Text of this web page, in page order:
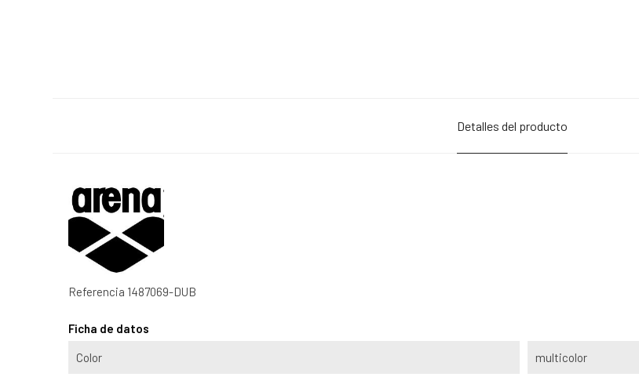
Detalles del producto
Referencia 1487069-DUB
Ficha de datos
Color multicolor